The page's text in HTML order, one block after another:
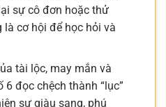
sự cô đơn hoặc thử
là cơ hội để học hỏi và
tài lộc, may mắn và
đọc chệch thành “lục”
sự giàu sang, phú